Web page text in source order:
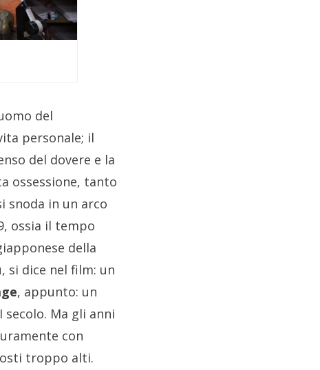
del
personale; il
del dovere e la
ossessione, tanto
snoda in un arco
ossia il tempo
della
si dice nel film: un
, appunto: un
Ma gli anni
con
troppo alti.